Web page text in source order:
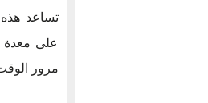
تساعد
على معدة
مرور